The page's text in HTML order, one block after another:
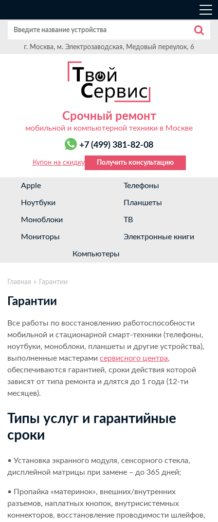
г. Москва, м. Электрозаводская, Медовый переулок, 6
Срочный ремонт
мобильной и компьютерной техники в Москве
+7 (499) 381-82-08
Купон на скидку Получить консультацию
Apple Телефоны
Ноутбуки Планшеты
Моноблоки ТВ
Мониторы Электронные книги
Компьютеры
Главная Гарантии
Гарантии
Все работы по восстановлению работоспособности
мобильной и стационарной смарт-техники (телефоны,
ноутбуки, моноблоки, планшеты и другие устройства),
выполненные мастерами сервисного центра,
обеспечиваются гарантией, сроки действия которой
зависят от типа ремонта и длятся до 1 года (12-ти
месяцев).
Типы услуг и гарантийные
сроки
• Установка экранного модуля, сенсорного стекла,
дисплейной матрицы при замене – до 365 дней;
• Пропайка «материнок», внешних/внутренних
разъемов, наплатных кнопок, внутрисистемных
коннекторов, восстановление проводимости шлейфов,